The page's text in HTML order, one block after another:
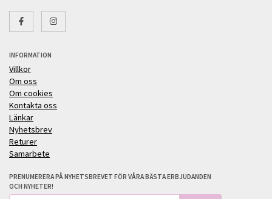
INFORMATION
Villkor
Om oss
Om cookies
Kontakta oss
Länkar
Nyhetsbrev
Returer
Samarbete
PRENUMERERA PÅ NYHETSBREVET FÖR VÅRA BÄSTA ERBJUDANDEN
OCH NYHETER!